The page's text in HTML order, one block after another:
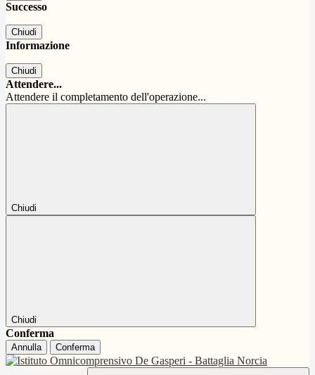
Successo
Chiudi
Informazione
Chiudi
Attendere...
Attendere il completamento dell'operazione...
Chiudi
Chiudi
Conferma
Annulla Conferma